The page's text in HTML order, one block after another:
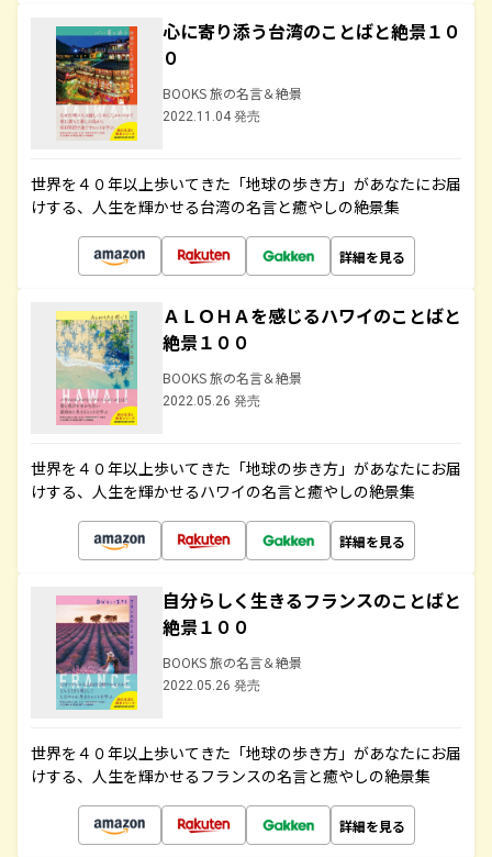
心に寄り添う台湾のことばと絶景１０
０
BOOKS 旅の名言＆絶景
2022.11.04 発売
世界を４０年以上歩いてきた「地球の歩き方」があなたにお届
けする、人生を輝かせる台湾の名言と癒やしの絶景集
詳細を見る
ＡＬＯＨＡを感じるハワイのことばと
絶景１００
BOOKS 旅の名言＆絶景
2022.05.26 発売
世界を４０年以上歩いてきた「地球の歩き方」があなたにお届
けする、人生を輝かせるハワイの名言と癒やしの絶景集
詳細を見る
自分らしく生きるフランスのことばと
絶景１００
BOOKS 旅の名言＆絶景
2022.05.26 発売
世界を４０年以上歩いてきた「地球の歩き方」があなたにお届
けする、人生を輝かせるフランスの名言と癒やしの絶景集
詳細を見る